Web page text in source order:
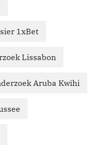
1xBet
Lissabon
Aruba Kwihi